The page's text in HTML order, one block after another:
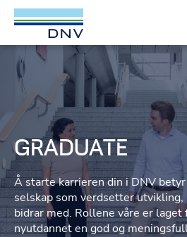
DNV Careers
Skip to content
GRADUATE
Å starte karrieren din i DNV
selskap som verdsetter utvikling,
bidrar med. Rollene våre er laget
nyutdannet en god og